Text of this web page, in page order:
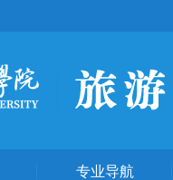
专业导航